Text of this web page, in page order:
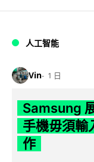
人工智能
Vin 1 日
Samsung
手機毋須輸
作